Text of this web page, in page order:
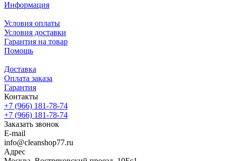
Информация
Условия оплаты
Условия доставки
Гарантия на товар
Помощь
Доставка
Оплата заказа
Гарантия
Контакты
+7 (966) 181-78-74
+7 (966) 181-78-74
Заказать звонок
E-mail
info@cleanshop77.ru
Адрес